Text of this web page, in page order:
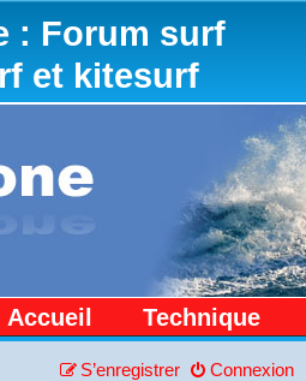
: Forum surf
et kitesurf
Accueil Technique
Connexion
S’enregistrer